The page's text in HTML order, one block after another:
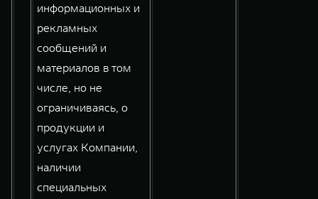
информационных и
рекламных
сообщений и
материалов в том
числе, но не
ограничиваясь, о
продукции и
услугах Компании,
наличии
специальных